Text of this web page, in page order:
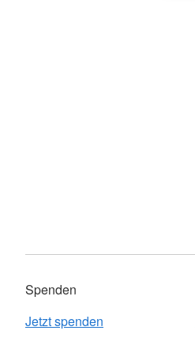
Spenden
Jetzt spenden